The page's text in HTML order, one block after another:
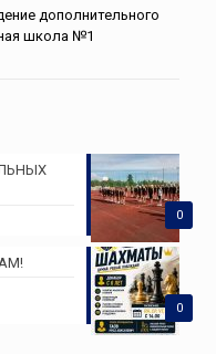
дополнительного
школа №1
0
0